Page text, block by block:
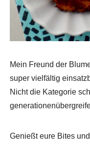
Mein Freund der
super vielfältig
Nicht die Kategorie
Genießt eure Bites